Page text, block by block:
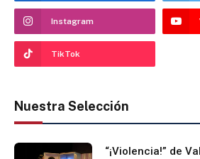
Instagram
TikTok
Nuestra Selección
“¡Violencia!” de